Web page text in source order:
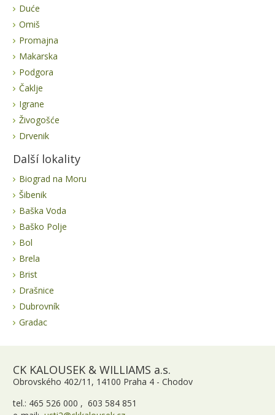
Duće
Omiš
Promajna
Makarska
Podgora
Čaklje
Igrane
Živogošće
Drvenik
Další lokality
Biograd na Moru
Šibenik
Baška Voda
Baško Polje
Bol
Brela
Brist
Drašnice
Dubrovník
Gradac
CK KALOUSEK & WILLIAMS a.s.
Obrovského 402/11, 14100 Praha 4 - Chodov
tel.: 465 526 000 , 603 584 851